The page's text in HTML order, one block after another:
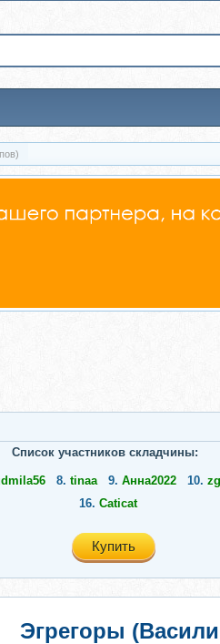
Список участников складчины:
8. tinaa 9. Анна2022 10.
16. Caticat
Купить
Эгрегоры